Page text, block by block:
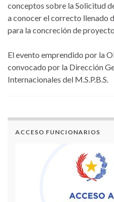
conceptos sobre la Solicitud
a conocer el correcto llenado
para la concreción de
El evento emprendido por la
convocado por la Dirección
Internacionales del M.S.P.B.S.
ACCESO FUNCIONARIOS